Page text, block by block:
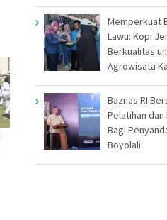
Memperkuat
Lawu: Kopi
Berkualitas
Agrowisata
Baznas RI
Pelatihan
Bagi
Boyolali